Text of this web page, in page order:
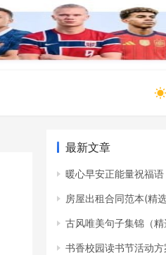
最新文章
暖心早安正能量祝福语
房屋出租合同范本(精
古风唯美句子集锦（精
书香校园读书节活动方